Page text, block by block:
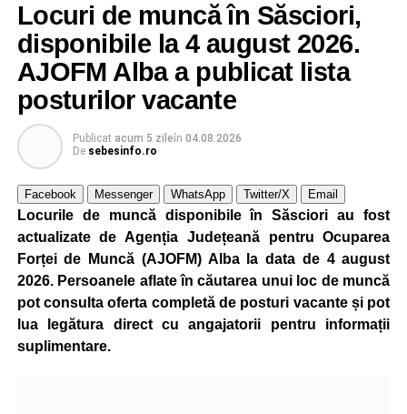
Potrivit unui comunicat al companiei, măsura va fi aplicată
gradual, în funcție de necesitățile sistemului energetic.
Reprezentanții Kronospan precizează că evoluția situației
este monitorizată permanent, iar activitatea va reveni la
capacitate normală imediat ce condițiile vor permite.
Compania dă asigurări că oprirea temporară a unor linii
de producție nu va afecta livrările către clienți.
Kronospan se numără printre cei mai mari consumatori de
energie electrică din România. O parte din necesarul
energetic este acoperită prin producția proprie de energie,
realizată cu ajutorul panourilor fotovoltaice și al unităților
de cogenerare.
Reprezentanții companiei afirmă că vor continua
colaborarea cu autoritățile și operatorii din domeniul
energetic pentru a contribui la depășirea perioadei dificile
Locuri de muncă în Săsciori,
disponibile la 4 august 2026.
AJOFM Alba a publicat lista
posturilor vacante
Publicat acum 5 zileîn 04.08.2026
De sebesinfo.ro
Facebook Messenger WhatsApp Twitter/X Email
Locurile de muncă disponibile în Săsciori au fost
actualizate de Agenția Județeană pentru Ocuparea
Forței de Muncă (AJOFM) Alba la data de 4 august
2026. Persoanele aflate în căutarea unui loc de muncă
pot consulta oferta completă de posturi vacante și pot
lua legătura direct cu angajatorii pentru informații
suplimentare.